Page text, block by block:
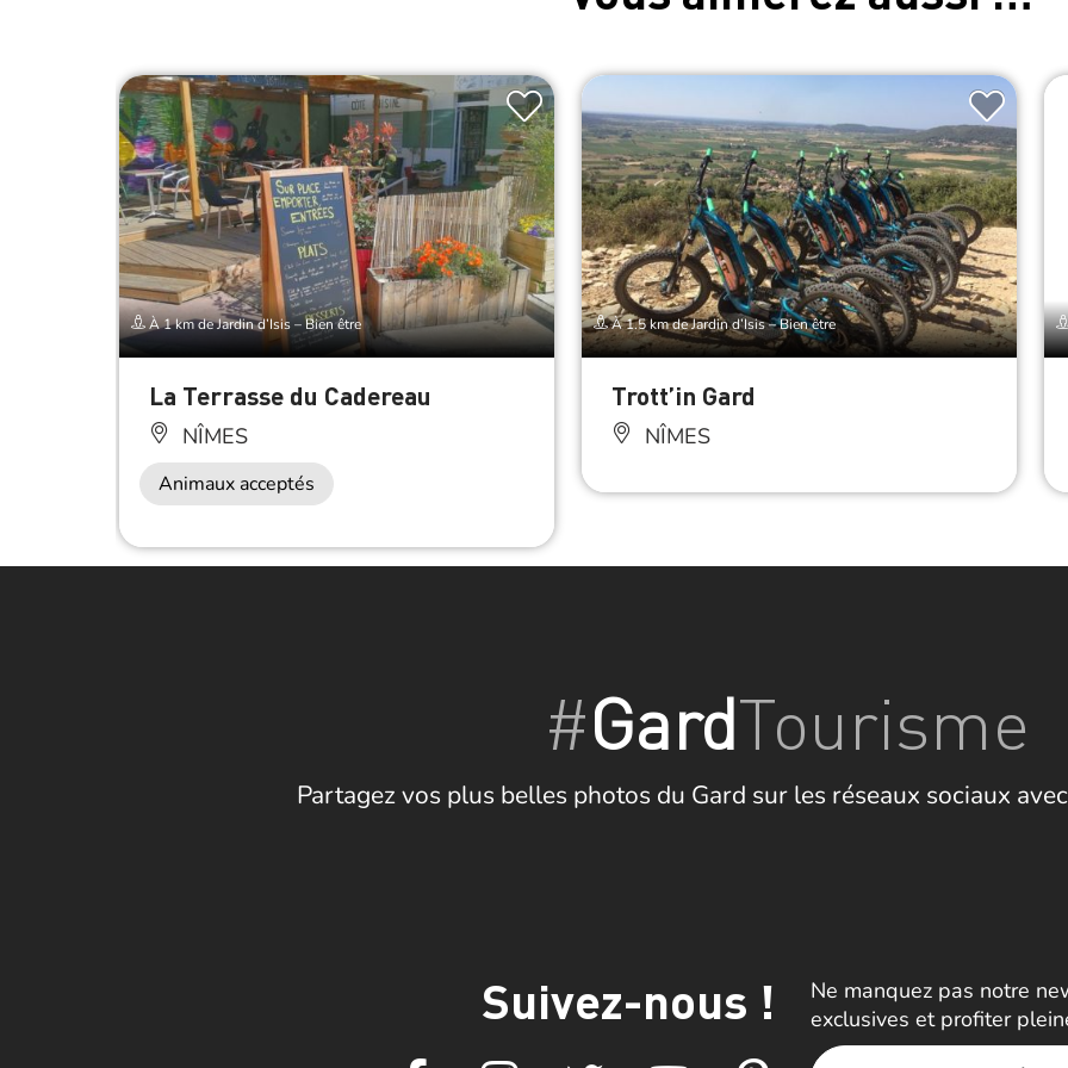
À 1 km de Jardin d’Isis – Bien être
La Terrasse du Cadereau
NÎMES
Animaux acceptés
À 1.5 km de Jardin d’Isis – Bien être
Trott’in Gard
NÎMES
#GardTourisme
Partagez vos plus belles photos du Gard sur les réseaux sociaux
Suivez-nous !
Ne manquez pas notre
exclusives et profiter